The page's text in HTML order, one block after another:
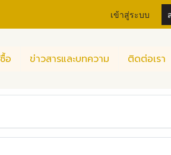
เข้าสู่ระบบ
อ ข่าวสารและบทความ ติดต่อเรา